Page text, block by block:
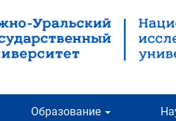
Образование